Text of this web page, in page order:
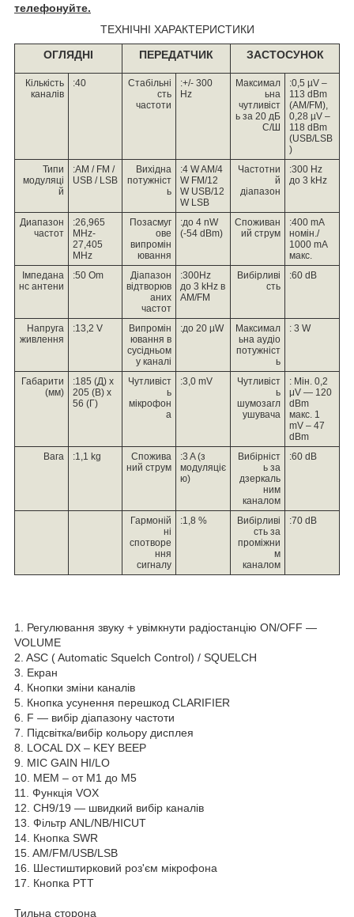
телефонуйте.
ТЕХНІЧНІ ХАРАКТЕРИСТИКИ
ОГЛЯДНІ
ПЕРЕДАТЧИК ЗАСТОСУНОК
Кількість
каналів
:40
Стабільні
сть
частоти
:+/- 300
Hz
Максимал
ьна
чутливіст
ь за 20 дБ
С/Ш
:0,5 µV –
113 dBm
(AM/FM),
0,28 µV –
118 dBm
(USB/LSB
)
Типи
модуляці
й
:АМ / FM /
USB / LSB
Вихідна
потужніст
ь
:4 W AM/4
W FM/12
W USB/12
W LSB
Частотни
й
діапазон
:300 Hz
до 3 kHz
Диапазон
частот
:26,965
MHz-
27,405
MHz
Позасмуг
ове
випромін
ювання
:до 4 nW
(-54 dBm)
Споживан
ий струм
:400 mA
номін./
1000 mA
макс.
Імпедана
нс антени
:50 Om
Діапазон
відтворюв
аних
частот
:300Hz
до 3 kHz в
AM/FM
Вибірливі
сть
:60 dB
Напруга
живлення
:13,2 V
Випромін
ювання в
сусідньом
у каналі
:до 20 µW
Максимал
ьна аудіо
потужніст
ь
: 3 W
Габарити
(мм)
:185 (Д) х
205 (В) х
56 (Г)
Чутливіст
ь
мікрофон
а
:3,0 mV
Чутливіст
ь
шумозагл
ушувача
: Мін. 0,2
μV — 120
dBm
макс. 1
mV – 47
dBm
Вага
:1,1 kg
Спожива
ний струм
:3 A (з
модуляціє
ю)
Вибірніст
ь за
дзеркаль
ним
каналом
:60 dB
Гармоній
ні
спотворе
ння
сигналу
:1,8 %
Вибірливі
сть за
проміжни
м
каналом
:70 dB
1. Регулювання звуку + увімкнути радіостанцію ON/OFF —
VOLUME
2. ASC ( Automatic Squelch Control) / SQUELCH
3. Екран
4. Кнопки зміни каналів
5. Кнопка усунення перешкод CLARIFIER
6. F — вибір діапазону частоти
7. Підсвітка/вибір кольору дисплея
8. LOCAL DX – KEY BEEP
9. MIC GAIN HI/LO
10. MЕM – от M1 до M5
11. Функція VOX
12. CH9/19 — швидкий вибір каналів
13. Фільтр ANL/NB/HICUT
14. Кнопка SWR
15. AM/FM/USB/LSB
16. Шестиштирковий роз'єм мікрофона
17. Кнопка PTT
Тильна сторона